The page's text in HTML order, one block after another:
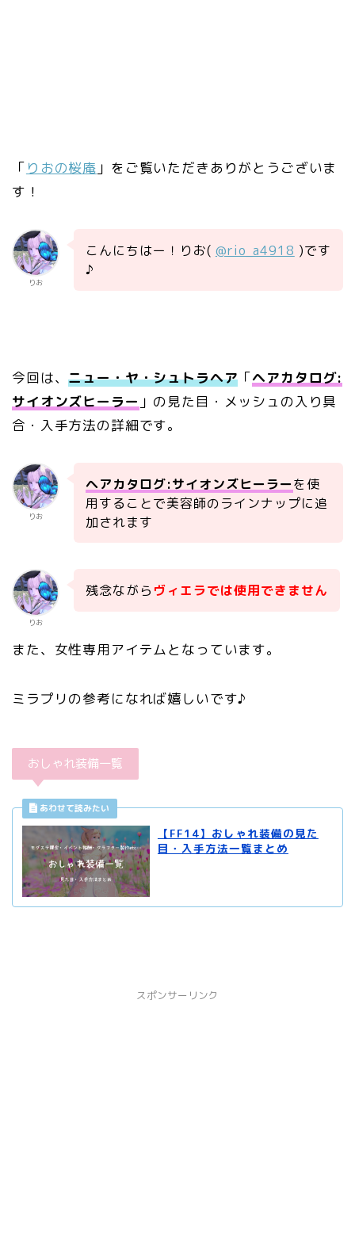
「 りおの桜庵 」をご覧いただきありがとうございま
す！
りお
こんにちはー！りお( @rio_a4918 )です
♪
今回は、ニュー・ヤ・シュトラヘア 「ヘアカタログ:
サイオンズヒーラー 」の見た目・メッシュの入り具
合・入手方法の詳細です。
りお
ヘアカタログ:サイオンズヒーラーを使
用することで美容師のラインナップに追
加されます
りお
残念ながら ヴィエラでは使用できません
また、女性専用アイテムとなっています。
ミラプリの参考になれば嬉しいです♪
おしゃれ装備一覧
【FF14】おしゃれ装備の見た
目・入手方法一覧まとめ
スポンサーリンク